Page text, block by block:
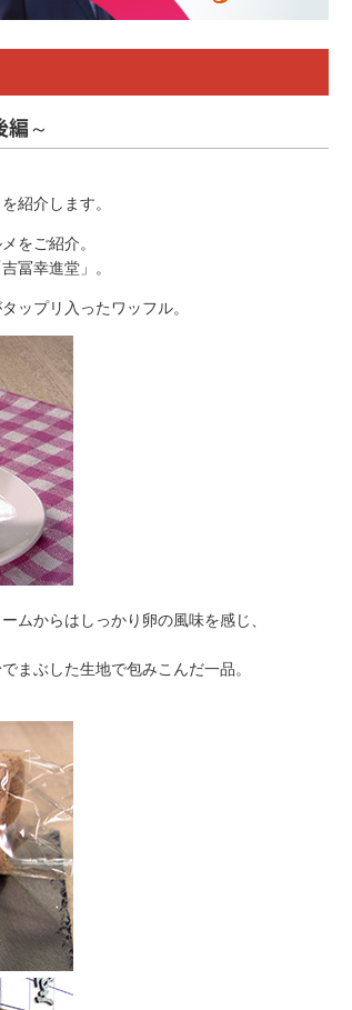
～
紹介します。
をご紹介。
冨幸進堂」。
ップリ入ったワッフル。
ムからはしっかり卵の風味を感じ、
まぶした生地で包みこんだ一品。